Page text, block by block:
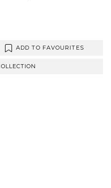
ADD TO FAVOURITES